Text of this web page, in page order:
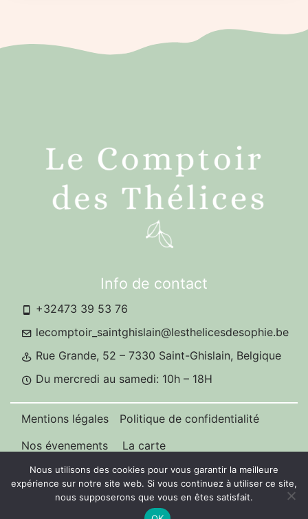
Info de contact
+32473 39 53 76
lecomptoir_saintghislain@lesthelicesdesophie.be
Rue Grande, 52 – 7330 Saint-Ghislain, Belgique
Du mercredi au samedi: 10h – 18H
Mentions légales
Politique de confidentialité
Nos évenements
La carte
Nous utilisons des cookies pour vous garantir la meilleure
expérience sur notre site web. Si vous continuez à utiliser ce site,
nous supposerons que vous en êtes satisfait.